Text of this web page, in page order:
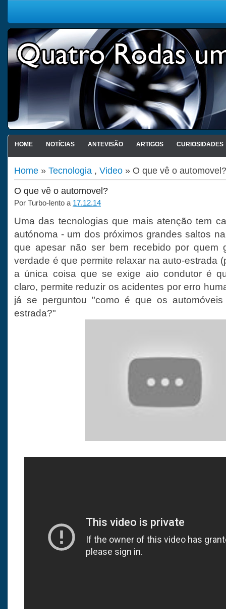
HOME NOTÍCIAS ANTEVISÃO ARTIGOS CURIOSIDADES
Home » Tecnologia , Video » O que vê o automovel?
O que vê o automovel?
Por Turbo-lento a 17.12.14
Uma das tecnologias que mais atenção tem
autónoma - um dos próximos grandes saltos
que apesar não ser bem recebido por quem
verdade é que permite relaxar na auto-estrada
a única coisa que se exige aio condutor é
claro, permite reduzir os acidentes por erro
já se perguntou "como é que os
estrada?"